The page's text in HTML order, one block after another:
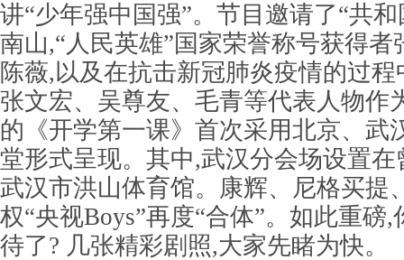
讲“少年强中国强”。节目邀请了“共
南山,“人民英雄”国家荣誉称号获得
陈薇,以及在抗击新冠肺炎疫情的过
张文宏、吴尊友、毛青等代表人物作
的《开学第一课》首次采用北京、武
堂形式呈现。其中,武汉分会场设置
武汉市洪山体育馆。康辉、尼格买提
权“央视Boys”再度“合体”。如此重磅
待了? 几张精彩剧照,大家先睹为快。